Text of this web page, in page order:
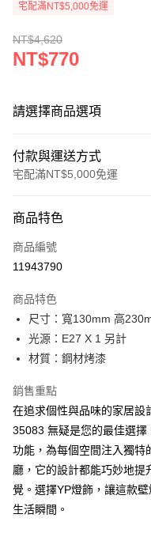
宅配滿NT$5,000免運
NT$4,620
NT$770
請選擇商品選項
付款與運送方式
宅配滿NT$5,000免運
信用卡一次付款
LINE Pay
街口支付
悠遊付
全盈+PAY
AFTEE先享後付
相關說明
【關於「AFTEE先享後付」】
AFTEE先享後付是「在收到商
便利好安心！
１．簡單：不需註冊會員、不
商品特色
商品編號
11943790
商品特色
尺寸：寬130mm 高
光源：E27 X 1 另計
材質：鋼材烤漆
銷售重點
在追求個性與品味的家居
35083 無疑是您的最佳選擇
功能，為每個空間注入獨特
廳，它的設計都能巧妙地提
覺。選擇YP燈飾，讓這款
生活瞬間。